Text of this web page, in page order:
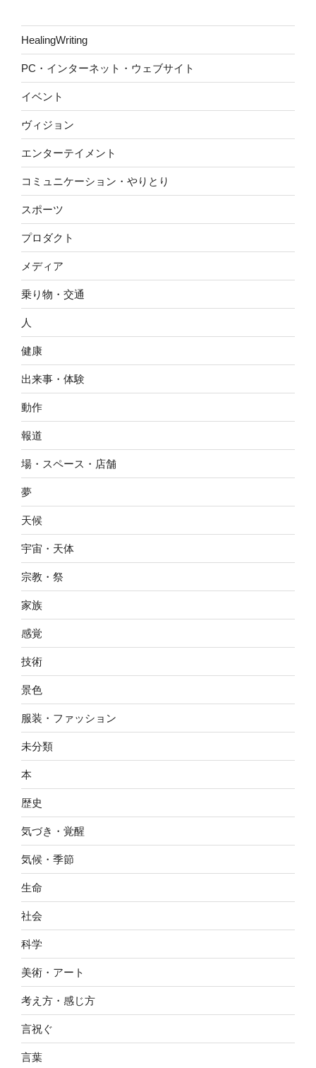
HealingWriting
PC・インターネット・ウェブサイト
イベント
ヴィジョン
エンターテイメント
コミュニケーション・やりとり
スポーツ
プロダクト
メディア
乗り物・交通
人
健康
出来事・体験
動作
報道
場・スペース・店舗
夢
天候
宇宙・天体
宗教・祭
家族
感覚
技術
景色
服装・ファッション
未分類
本
歴史
気づき・覚醒
気候・季節
生命
社会
科学
美術・アート
考え方・感じ方
言祝ぐ
言葉